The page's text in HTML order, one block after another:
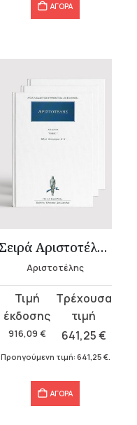
ΑΓΟΡΑ
Σειρά Αριστοτέλης (τόμοι 1-45)
Αριστοτέλης
916,09 €
Original
price
was:
916,09 €.
641,25€
τρέχουσα
τιμή
Προηγούμενη τιμή: 641,25 €.
ΑΓΟΡΑ